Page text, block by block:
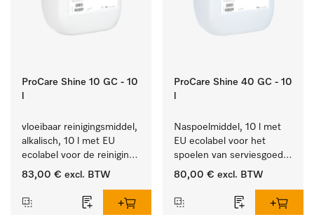
ProCare Shine 10 GC - 10
vloeibaar reinigingsmiddel,
alkalisch, 10 l met EU
ecolabel voor de reiniging
van alledaags vuil op
glazen.
83,00 € excl. BTW
ProCare Shine 40 GC - 10
Naspoelmiddel, 10 l met
EU ecolabel voor het
spoelen van serviesgoed,
bestek en glazen.
80,00 € excl. BTW